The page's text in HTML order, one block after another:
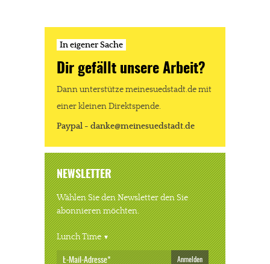
In eigener Sache
Dir gefällt unsere Arbeit?
Dann unterstütze meinesuedstadt.de mit
einer kleinen Direktspende.
Paypal - danke@meinesuedstadt.de
NEWSLETTER
Wählen Sie den Newsletter den Sie
abonnieren möchten.
Lunch Time
Anmelden